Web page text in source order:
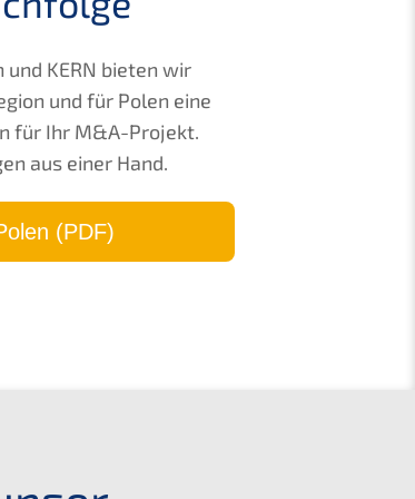
KERN bieten wir
und für Polen eine
für Ihr M&A-Projekt.
aus einer Hand.
(PDF)